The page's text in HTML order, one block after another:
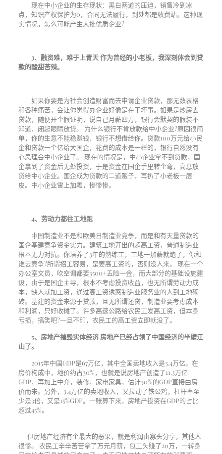
现在中小企业的生存现状：黑白两道的压迫，销售冷到冰
点，知识产权保护为0，合同无法履行，到处都是收费站。这种现
实情况，怎么可能产生大批优质企业?
3、融资难，难于上青天作为曾经的小老板，我深刻体会到贷
款的酸甜苦辣。
如果你要是为社会创造财富而去申请企业贷款，那无数表格
和各种痛苦，会让你觉得办企业好像是在干坏事。如果是炒房去
贷款，随便开个假证明，说自己月薪四万，银行会默契的假装不
知道，闭起眼睛放贷。
为什么银行不肯放款给中小企业?原因很简
单，你的生意不能稳赚钱，银行不想借给你。贷款100万元给小民
企和贷款一个亿给大国企，花费的成本是一样的，银行自然没有
心思理会中小企业了。
现在的情况是，中小企业拿不到贷款，国
企拿到了资金后无处投资，于是资金在国企手里转个弯，高息放
贷给中小企业。国企成为贷款的二道贩子，再扒了小老板一层
皮。中小企业雪上加霜，惨惨惨。
4、 劳动力都往工地跑
中国制造业不是和欧美日制造业竞争，而是和有天量贷款的
国企基建竞争资金实力。建筑工地开出的超高工资，普通制造业
根本无力对抗。你培养了3年的熟练工，工地一加薪就跑了，你和
谁去竞争?所谓招工容易，是要高工资的，否则没人来。
现在一个
办公室文员，吹空调都要3500+五险一金，而大部分的基础设施建
设，由于是国企主导，根本不考虑投资收益，也无所谓劳动力成
本，缺人就加工资，通过高工资诱惑制造业服务业的人到工地砌
砖。基建的资金来源于贷款，且无所谓还贷，制造业要考虑成本
和利润，只好收摊了。许多高速公路给农民工发高工资，但本身
亏损，搞笑吧?一旦不印，农民工的高工资立即就没了。
5、房地产摧毁实体经济 房地产已经占领了中国经济的半壁江
山了。
2015年中国GDP是67万亿，其中全国卖地收入是3.4万亿。在
房价构成中，地价约占30%，也就是说房地产创造了11.3万亿
GDP，再加上中介，装修，家电家具，估计30%的GDP直接由房
价而来。另外， 3.4万亿的卖地收入，又拉动了铁公鸡，杠杆率至
少是3倍，又是15%GDP。一账算下来，房地产投资在GDP的占比
超过45%。
但房地产经济有个最大的恶果，就是利润由寡头分享，其他人
很惨。
农民工辛辛苦苦拿了万元月薪，包工头赚了20万，一转身